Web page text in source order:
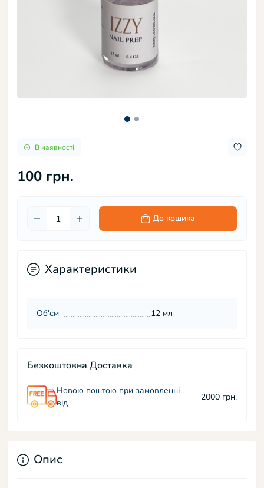
В наявності
100 грн.
До кошика
Характеристики
Об'єм 12 мл
Безкоштовна Доставка
Новою поштою при замовленні
від
2000 грн.
Опис